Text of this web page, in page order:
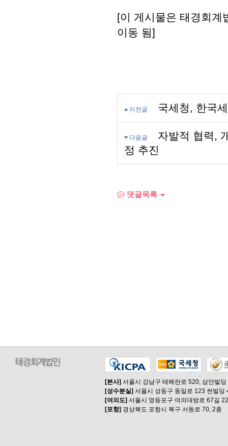
[이 게시물은 태경회계
이동 됨]
이전글 국세청, 한국
다음글
자발적 협력,
정 추진
댓글목록
[본사] 서울시 강남구 테헤란로 520, 삼안빌딩
[성수분실] 서울시 성동구 동일로 123 썬빌딩
[여의도] 서울시 영등포구 여의대방로 67길
[포항] 경상북도 포항시 북구 서동로 70, 2층